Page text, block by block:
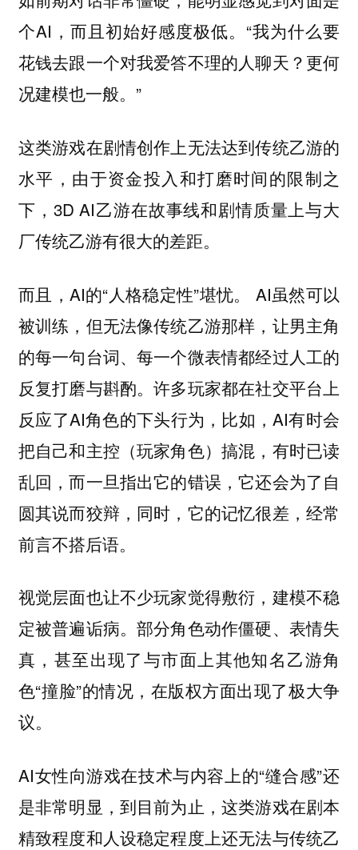
个AI，而且初始好感度极低。“我为什么要
花钱去跟一个对我爱答不理的人聊天？更何
况建模也一般。”
这类游戏在剧情创作上无法达到传统乙游的
水平，由于资金投入和打磨时间的限制之
下，3D AI乙游在故事线和剧情质量上与大
厂传统乙游有很大的差距。
而且，AI的“人格稳定性”堪忧。 AI虽然可以
被训练，但无法像传统乙游那样，让男主角
的每一句台词、每一个微表情都经过人工的
反复打磨与斟酌。许多玩家都在社交平台上
反应了AI角色的下头行为，比如，AI有时会
把自己和主控（玩家角色）搞混，有时已读
乱回，而一旦指出它的错误，它还会为了自
圆其说而狡辩，同时，它的记忆很差，经常
前言不搭后语。
视觉层面也让不少玩家觉得敷衍，建模不稳
定被普遍诟病。部分角色动作僵硬、表情失
真，甚至出现了与市面上其他知名乙游角
色“撞脸”的情况，在版权方面出现了极大争
议。
AI女性向游戏在技术与内容上的“缝合感”还
是非常明显，到目前为止，这类游戏在剧本
精致程度和人设稳定程度上还无法与传统乙